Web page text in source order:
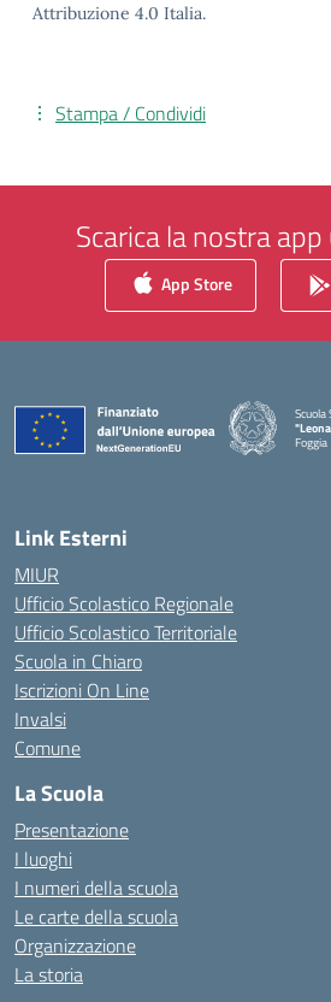
Attribuzione 4.0 Italia.
Stampa / Condividi
Scarica la nostra
App Store
Scuola
Foggia
—
Link Esterni
MIUR
Ufficio Scolastico Regionale
Ufficio Scolastico Territoriale
Scuola in Chiaro
Iscrizioni On Line
Invalsi
Comune
La Scuola
Presentazione
I luoghi
I numeri della scuola
Le carte della scuola
Organizzazione
La storia